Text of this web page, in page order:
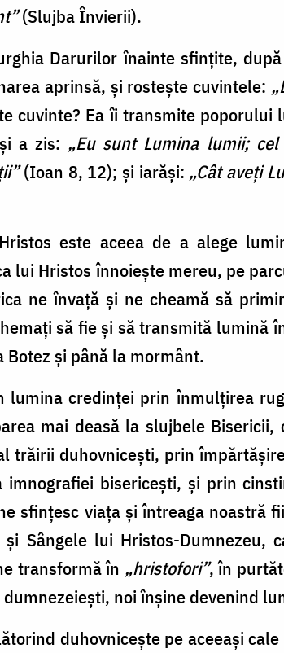
(Slujba Învierii).
Darurilor înainte sfințite,
aprinsă, și rostește cuvintele:
cuvinte? Ea îi transmite
a zis: „Eu sunt Lumina lumii;
(Ioan 8, 12); și iarăși: „Cât aveți
este aceea de a alege
lui Hristos înnoiește mereu, pe
ne învață și ne cheamă să
să fie și să transmită lumină
și până la mormânt.
lumina credinței prin înmulțirea
mai deasă la slujbele
trăirii duhovnicești, prin
bisericești, și prin
sfințesc viața și întreaga noastră
Sângele lui Hristos-Dumnezeu,
transformă în „hristofori”, în
noi înșine devenind
duhovnicește pe aceeași